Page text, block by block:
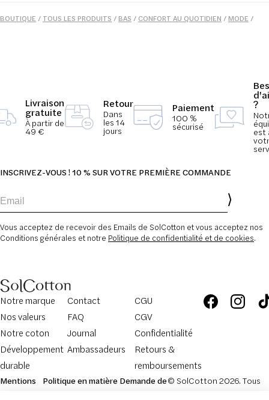
BOUTIQUE / TOUS LES PRODUITS / BAS / CONFORT AU QUOTIDIEN / MODE /
Livraison
gratuite
À partir de
49 €
Retour
Dans
les 14
jours
Paiement
100 %
sécurisé
?
est
INSCRIVEZ-VOUS ! 10 % SUR VOTRE PREMIÈRE COMMANDE
Vous acceptez de recevoir des Emails de SolCotton et vous acceptez nos
Conditions générales et notre Politique de confidentialité et de cookies.
Notre marque
Nos valeurs
Notre coton
Développement
durable
Contact
FAQ
Journal
Ambassadeurs
CGU
CGV
Confidentialité
Retours &
remboursements
Mentions
Politique en matière Demande de© SolCotton 2026. Tous